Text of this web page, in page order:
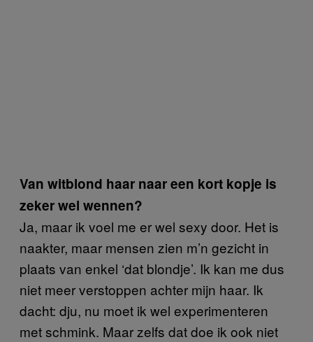
Van witblond haar naar een kort kopje is
zeker wel wennen?
Ja, maar ik voel me er wel sexy door. Het is
naakter, maar mensen zien m’n gezicht in
plaats van enkel ‘dat blondje’. Ik kan me dus
niet meer verstoppen achter mijn haar. Ik
dacht: dju, nu moet ik wel experimenteren
met schmink. Maar zelfs dat doe ik ook niet